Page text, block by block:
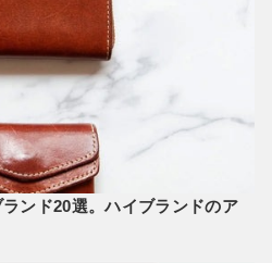
ンド20選。ハイブランドのア